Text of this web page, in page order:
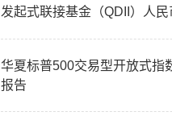
发起式联接基金（QDII）人
华夏标普500交易型开放式指
报告